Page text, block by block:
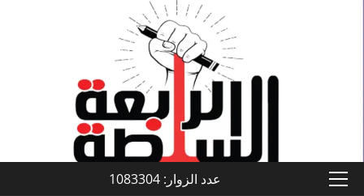
القائمة
عدد الزوار: 1083304